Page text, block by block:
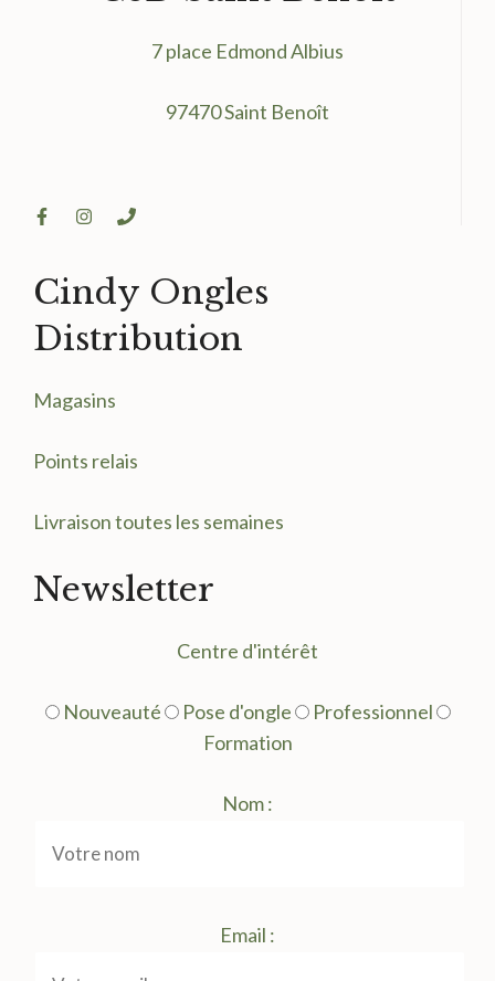
7 place Edmond Albius
97470 Saint Benoît
Cindy Ongles
Distribution
Magasins
Points relais
Livraison toutes les semaines
Newsletter
Centre d'intérêt
Nouveauté Pose d'ongle
Professionnel
Formation
Nom :
Email :